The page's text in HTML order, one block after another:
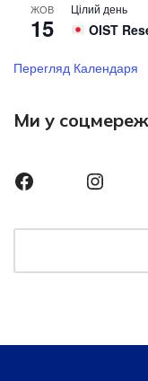
ЖОВ
15
Цілий день
OIST
Перегляд Календаря
Ми у